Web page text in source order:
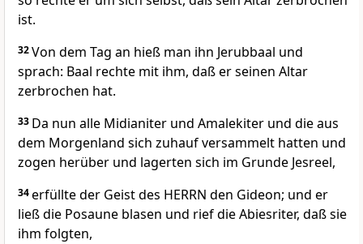
ist.
32Von dem Tag an hieß man ihn Jerubbaal und
sprach: Baal rechte mit ihm, daß er seinen Altar
zerbrochen hat.
33 Da nun alle Midianiter und Amalekiter und die aus
dem Morgenland sich zuhauf versammelt hatten und
zogen herüber und lagerten sich im Grunde Jesreel,
34erfüllte der Geist des HERRN den Gideon; und er
ließ die Posaune blasen und rief die Abiesriter, daß sie
ihm folgten,